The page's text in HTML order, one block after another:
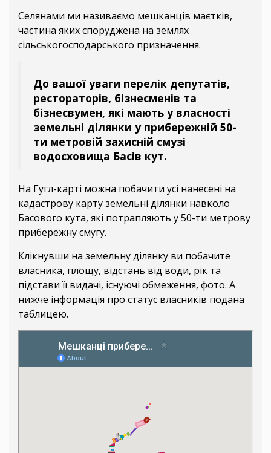
Селянами ми називаємо мешканців маєтків,
частина яких споруджена на землях
сільськогосподарського призначення.
До вашої уваги перелік депутатів,
рестораторів, бізнесменів та
бізнесвумен, які мають у власності
земельні ділянки у прибережній 50-
ти метровій захисній смузі
водосховища Басів кут.
На Гугл-карті можна побачити усі нанесені на
кадастрову карту земельні ділянки навколо
Басового кута, які потрапляють у 50-ти метрову
прибережну смугу.
Клікнувши на земельну ділянку ви побачите
власника, площу, відстань від води, рік та
підстави її видачі, існуючі обмеження, фото. А
нижче інформація про статус власників подана
таблицею.